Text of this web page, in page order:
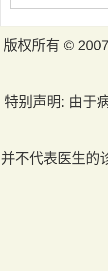
版权所有 ©
特别声明: 由于
并不代表医生的